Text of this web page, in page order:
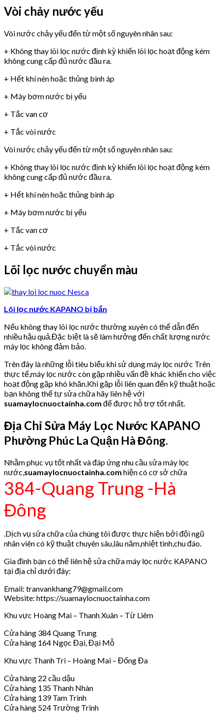
Vòi chảy nước yếu
Vòi nước chảy yếu đến từ một số nguyên nhân sau:
+ Không thay lõi lọc nước định kỳ khiến lõi lọc hoạt động kém
không cung cấp đủ nước đầu ra.
+ Hết khí nén hoặc thủng bình áp
+ Máy bơm nước bị yếu
+ Tắc van cơ
+ Tắc vòi nước
Vòi nước chảy yếu đến từ một số nguyên nhân sau:
+ Không thay lõi lọc nước định kỳ khiến lõi lọc hoạt động kém
không cung cấp đủ nước đầu ra.
+ Hết khí nén hoặc thủng bình áp
+ Máy bơm nước bị yếu
+ Tắc van cơ
+ Tắc vòi nước
Lõi lọc nước chuyển màu
Lõi lọc nước KAPANO bị bẩn
Nếu không thay lõi lọc nước thường xuyên có thể dẫn đến
nhiều hậu quả.Đặc biệt là sẽ làm hưởng đến chất lượng nước
máy lọc không đảm bảo.
Trên đây là những lỗi tiêu biểu khi sử dụng máy lọc nước Trên
thực tế,máy lọc nước còn gặp nhiều vấn đề khác khiến cho việc
hoạt động gặp khó khăn.Khi gặp lỗi liên quan đến kỹ thuật hoặc
bạn không thể tự sửa chữa hãy liên hệ với
suamaylocnuoctainha.com để được hỗ trợ tốt nhất.
Địa Chỉ Sửa Máy Lọc Nước KAPANO
Phường Phúc La Quận Hà Đông.
Nhằm phục vụ tốt nhất và đáp ứng nhu cầu sửa máy lọc
nước, suamaylocnuoctainha.com hiện có cơ sở chữa
384-Quang Trung -Hà
Đông
.Dịch vụ sửa chữa của chúng tôi được thực hiện bởi đội ngũ
nhân viên có kỹ thuật chuyên sâu,lâu năm,nhiệt tình,chu đáo.
Gia đình bạn có thể liên hệ sửa chữa máy lọc nước KAPANO
tại địa chỉ dưới đây:
Email: tranvankhang79@gmail.com
Website: https://suamaylocnuoctainha.com
Khu vực Hoàng Mai – Thanh Xuân – Từ Liêm
Cửa hàng 384 Quang Trung
Cửa hàng 164 Ngọc Đại, Đại Mỗ
Khu vực Thanh Trì – Hoàng Mai – Đống Đa
Cửa hàng 22 cầu dậu
Cửa hàng 135 Thanh Nhàn
Cửa hàng 139 Tam Trinh
Cửa hàng 524 Trường Trinh